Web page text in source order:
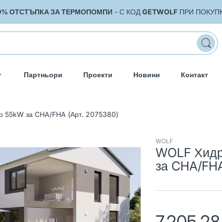
ОТСТЪПКА ЗА ТЕРМОПОМПИ - С КОДGETWOLF ПРИ
Партньори Проекти Новини Контакт
55kW за CHA/FHA (Арт. 2075380)
WOLF
WOLF
за CHA/